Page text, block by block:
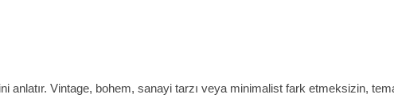
anlatır. Vintage, bohem, sanayi tarzı veya minimalist fark etmeksizin,